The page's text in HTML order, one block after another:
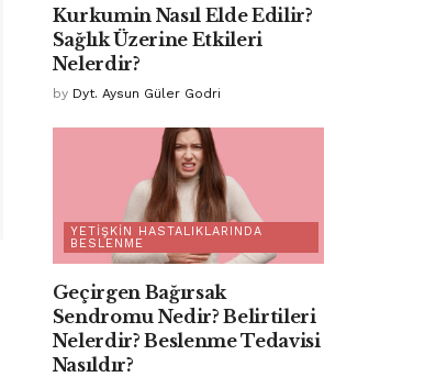
Kurkumin Nasıl Elde Edilir?
Sağlık Üzerine Etkileri
Nelerdir?
by Dyt. Aysun Güler Godri
YETIŞKIN HASTALIKLARINDA
BESLENME
Geçirgen Bağırsak
Sendromu Nedir? Belirtileri
Nelerdir? Beslenme Tedavisi
Nasıldır?